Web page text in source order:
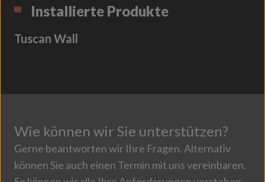
Installierte Produkte
Tuscan Wall
Wie können wir Sie unterstützen?
Gerne beantworten wir Ihre Fragen. Alternativ
können Sie auch einen Termin mit uns vereinbaren.